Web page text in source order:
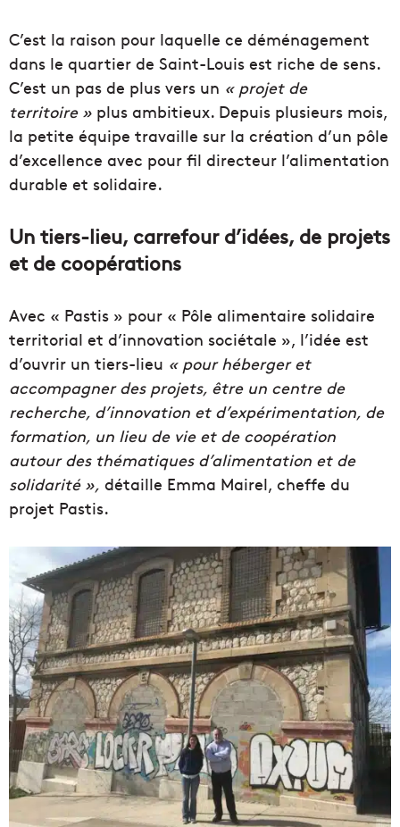
C’est la raison pour laquelle ce déménagement
dans le quartier de Saint-Louis est riche de sens.
C’est un pas de plus vers un « projet de
territoire » plus ambitieux. Depuis plusieurs mois,
la petite équipe travaille sur la création d’un pôle
d’excellence avec pour fil directeur l’alimentation
durable et solidaire.
Un tiers-lieu, carrefour d’idées, de projets
et de coopérations
Avec « Pastis » pour « Pôle alimentaire solidaire
territorial et d’innovation sociétale », l’idée est
d’ouvrir un tiers-lieu « pour héberger et
accompagner des projets, être un centre de
recherche, d’innovation et d’expérimentation, de
formation, un lieu de vie et de coopération
autour des thématiques d’alimentation et de
solidarité », détaille Emma Mairel, cheffe du
projet Pastis.